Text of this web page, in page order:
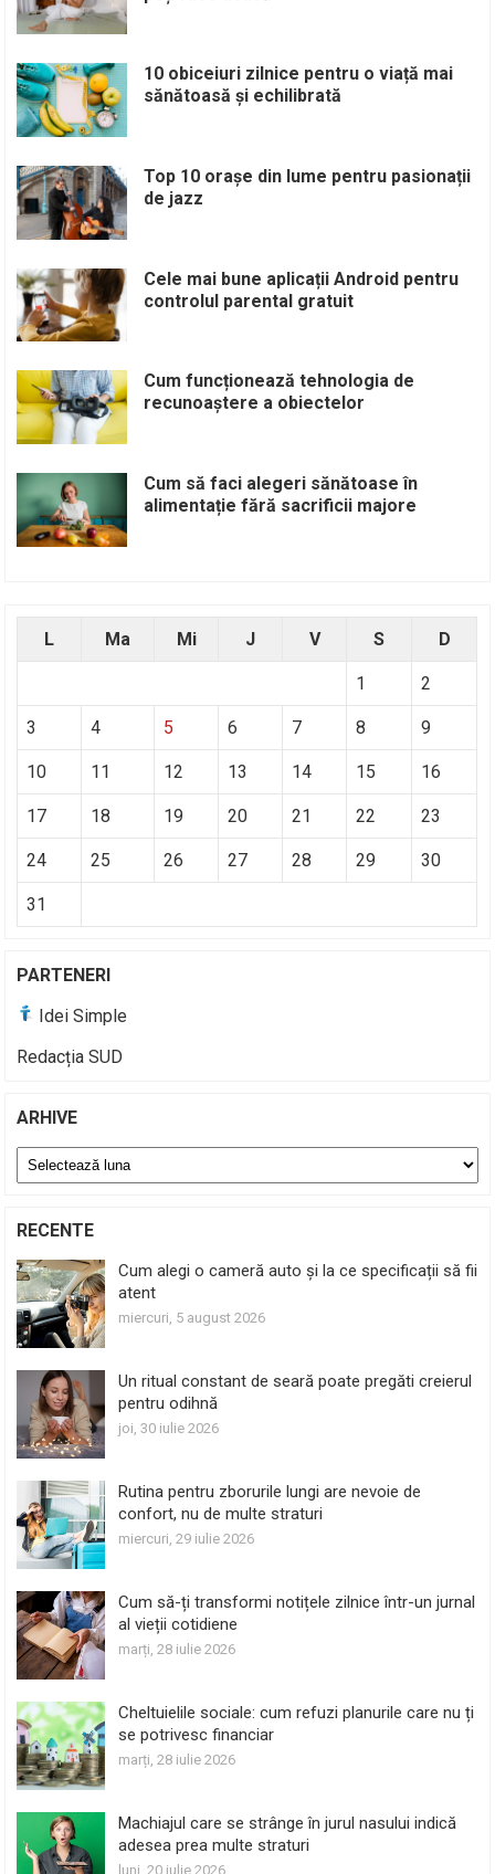
10 obiceiuri zilnice pentru o viață mai
sănătoasă și echilibrată
Top 10 orașe din lume pentru pasionații
de jazz
Cele mai bune aplicații Android pentru
controlul parental gratuit
Cum funcționează tehnologia de
recunoaștere a obiectelor
Cum să faci alegeri sănătoase în
alimentație fără sacrificii majore
L Ma Mi J V S D
1 2
3 4 5 6 7 8 9
10 11 12 13 14 15 16
17 18 19 20 21 22 23
24 25 26 27 28 29 30
31
PARTENERI
Idei Simple
Redacția SUD
ARHIVE
Arhive
RECENTE
Cum alegi o cameră auto și la ce specificații să fii
atent
miercuri, 5 august 2026
Un ritual constant de seară poate pregăti creierul
pentru odihnă
joi, 30 iulie 2026
Rutina pentru zborurile lungi are nevoie de
confort, nu de multe straturi
miercuri, 29 iulie 2026
Cum să-ți transformi notițele zilnice într-un jurnal
al vieții cotidiene
marți, 28 iulie 2026
Cheltuielile sociale: cum refuzi planurile care nu ți
se potrivesc financiar
marți, 28 iulie 2026
Machiajul care se strânge în jurul nasului indică
adesea prea multe straturi
luni, 20 iulie 2026